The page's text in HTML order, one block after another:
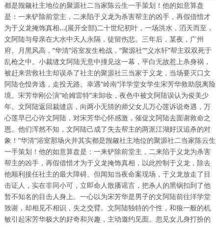
都是觊觎社主地位的聚源社二当家陈云生一手策划！他的如意算盘
是：一来铲除前堂主，二来陷于义龙为杀害帮主的凶手，再假借惜才
为于义龙掩饰真相...(展开全部)二十世纪初叶，一场洪水，滔天而至，
文阿陆与母亲在大水中天人永隔，徒留伤悲。三年后，某夜，广州
府。月黑风高，“华清”浴室发生枪战，“聚源社”“义水轩”帮主双双死于
乱枪之中。小裁缝文阿陆无意中撞见这一幕，平白无故惹上杀身祸，
被赶来营救社主却误杀了社主的聚源社三当家于义龙，当场要灭口文
阿陆仓惶奔逃，走投无路。幸遇“岭南”洋学堂女学生宋芳华救助脱离险
境。宋芳华刚公演“哈姆雷特”未卸妆，夜色中被文阿陆误认为俊美少
年。文阿陆返回裁缝店，向两小无猜的师父女儿万心莲诉说奇遇，万
心莲早已心许文阿陆，对宋芳华心怀感激，催促文阿陆去面谢救命之
恩。他们浑然不知，文阿陆己成了失去帮主的两派江湖好汉追杀的对
象！“华清”浴室那场火并其实都是觊觎社主地位的聚源社二当家陈云生
一手策划！他的如意算盘是：一来铲除前堂主，二来陷于义龙为杀害
帮主的凶手，再假借惜才为于义龙掩饰真相，以此控制于义龙，除去
他顺利接任社主的最大障碍。但闻知当夜命案现场，于义龙放走了目
击证人，实在非同小可，立即命人散播谣言，把杀人的黑锅扣到了他
暂不知名的目击人身上。一心以为宋芳华是男子的文阿陆前往洋学堂
致谢，却相见不相识，失之交臂。文阿陆独特的个性，和狼一般的机
敏引起宋芳华极大的好奇和兴趣，主动邀约见面。忽见女儿身打扮的